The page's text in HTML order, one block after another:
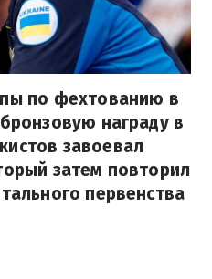
по фехтованию в
награду в
завоевал
затем повторил
первенства